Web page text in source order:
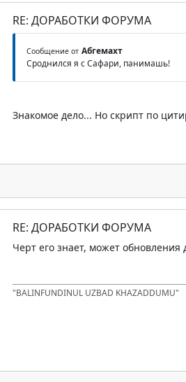
RE: ДОРАБОТКИ ФОРУМА
Сообщение от Абгемахт
Сроднился я с Сафари, панимашь!
Знакомое дело... Но скрипт по
RE: ДОРАБОТКИ ФОРУМА
Черт его знает, может
"BALINFUNDINUL UZBAD KHAZADDUMU"